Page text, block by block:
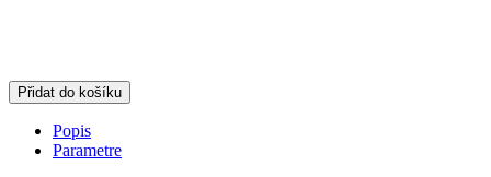
Přidat do košíku
Popis
Parametre